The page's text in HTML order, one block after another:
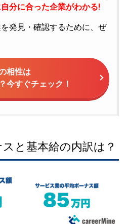
分に合った企業がわかる!
発見・確認するために、ぜ
相性は
今すぐチェック！
と基本給の内訳は？